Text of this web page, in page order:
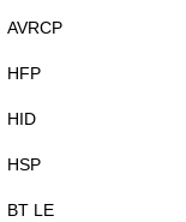
AVRCP
HFP
HID
HSP
BT LE